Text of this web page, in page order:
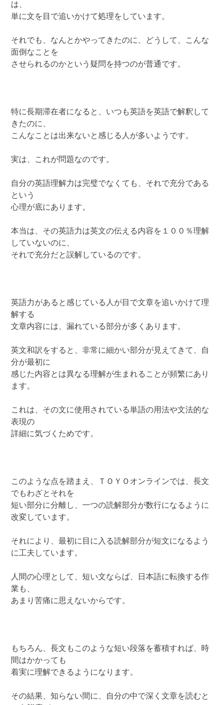
は、
単に文を目で追いかけて処理をしています。
それでも、なんとかやってきたのに、どうして、こんな
面倒なことを
させられるのかという疑問を持つのが普通です。
特に長期滞在者になると、いつも英語を英語で解釈して
きたのに、
こんなことは出来ないと感じる人が多いようです。
実は、これが問題なのです。
自分の英語理解力は完璧でなくても、それで充分である
という
心理が底にあります。
本当は、その英語力は英文の伝える内容を１００％理解
していないのに、
それで充分だと誤解しているのです。
英語力があると感じている人が目で文章を追いかけて理
解する
文章内容には、漏れている部分が多くあります。
英文和訳をすると、非常に細かい部分が見えてきて、自
分が最初に
感じた内容とは異なる理解が生まれることが頻繁にあり
ます。
これは、その文に使用されている単語の用法や文法的な
表現の
詳細に気づくためです。
このような点を踏まえ、ＴＯＹＯオンラインでは、長文
でもわざとそれを
短い部分に分離し、一つの読解部分が数行になるように
改変しています。
それにより、最初に目に入る読解部分が短文になるよう
に工夫しています。
人間の心理として、短い文ならば、日本語に転換する作
業も、
あまり苦痛に思えないからです。
もちろん、長文もこのような短い段落を蓄積すれば、時
間はかかっても
着実に理解できるようになります。
その結果、知らない間に、自分の中で深く文章を読むと